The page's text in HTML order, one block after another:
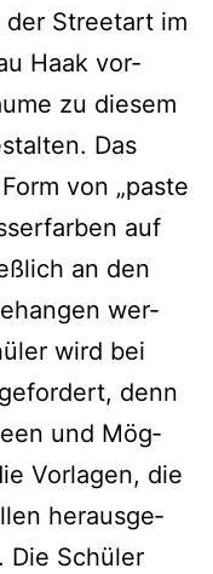
Street­art im
Haak vor­
zu die­sem
Das
von „pas­te
auf
an den
wer­
wird bei
denn
und Mög­
Vor­la­gen, die
her­aus­ge­
Die Schü­ler